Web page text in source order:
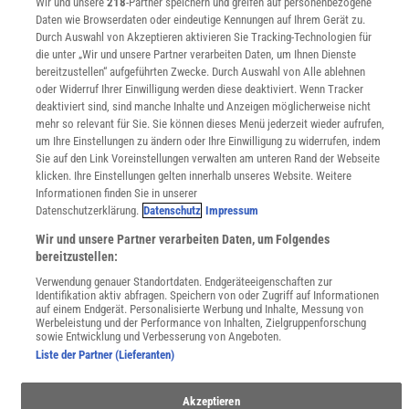
Zugänglichkeitserklärung
WEBSEITEN
KielSCN
Wissenschaft in die Schulen
SciLogs
Uns finden Sie auch hier:
Daten wie Browserdaten oder eindeutige Kennungen auf Ihrem Gerät zu.
Durch Auswahl von Akzeptieren aktivieren Sie Tracking-Technologien für
die unter „Wir und unsere Partner verarbeiten Daten, um Ihnen Dienste
bereitzustellen“ aufgeführten Zwecke. Durch Auswahl von Alle ablehnen
oder Widerruf Ihrer Einwilligung werden diese deaktiviert. Wenn Tracker
deaktiviert sind, sind manche Inhalte und Anzeigen möglicherweise nicht
mehr so relevant für Sie. Sie können dieses Menü jederzeit wieder aufrufen,
um Ihre Einstellungen zu ändern oder Ihre Einwilligung zu widerrufen, indem
Sie auf den Link Voreinstellungen verwalten am unteren Rand der Webseite
klicken. Ihre Einstellungen gelten innerhalb unseres Website. Weitere
Informationen finden Sie in unserer
Datenschutzerklärung. Datenschutz Impressum
Wir und unsere Partner verarbeiten Daten, um Folgendes
bereitzustellen:
Verwendung genauer Standortdaten. Endgeräteeigenschaften zur
Identifikation aktiv abfragen. Speichern von oder Zugriff auf Informationen
auf einem Endgerät. Personalisierte Werbung und Inhalte, Messung von
Werbeleistung und der Performance von Inhalten, Zielgruppenforschung
sowie Entwicklung und Verbesserung von Angeboten.
Liste der Partner (Lieferanten)
Akzeptieren